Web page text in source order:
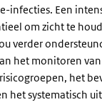
infecties. Een
om zicht te
verder
het monitoren
het
het systematisch